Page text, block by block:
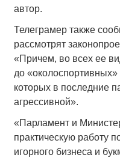
автор.
Телеграмер также
рассмотрят
«Причем, во всех ее
до «околоспортивных»
которых в последние
агрессивной».
«Парламент и
практическую работу
игорного бизнеса и